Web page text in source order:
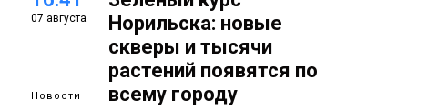
07 августа
Новости
Норильска: новые
скверы и тысячи
растений появятся по
всему городу